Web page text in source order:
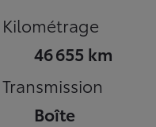
Kilométrage
46 655 km
Transmission
Boîte